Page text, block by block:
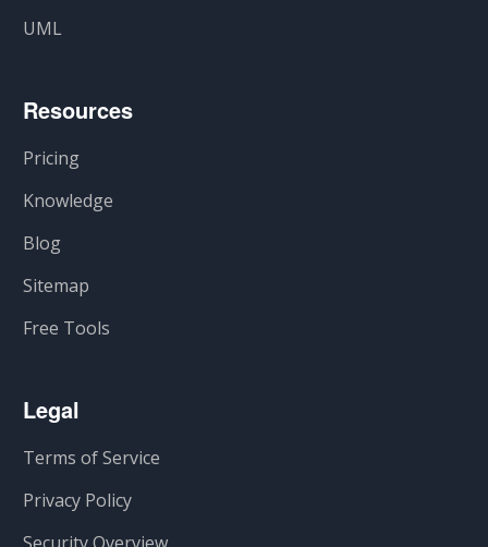
UML
Resources
Pricing
Knowledge
Blog
Sitemap
Free Tools
Legal
Terms of Service
Privacy Policy